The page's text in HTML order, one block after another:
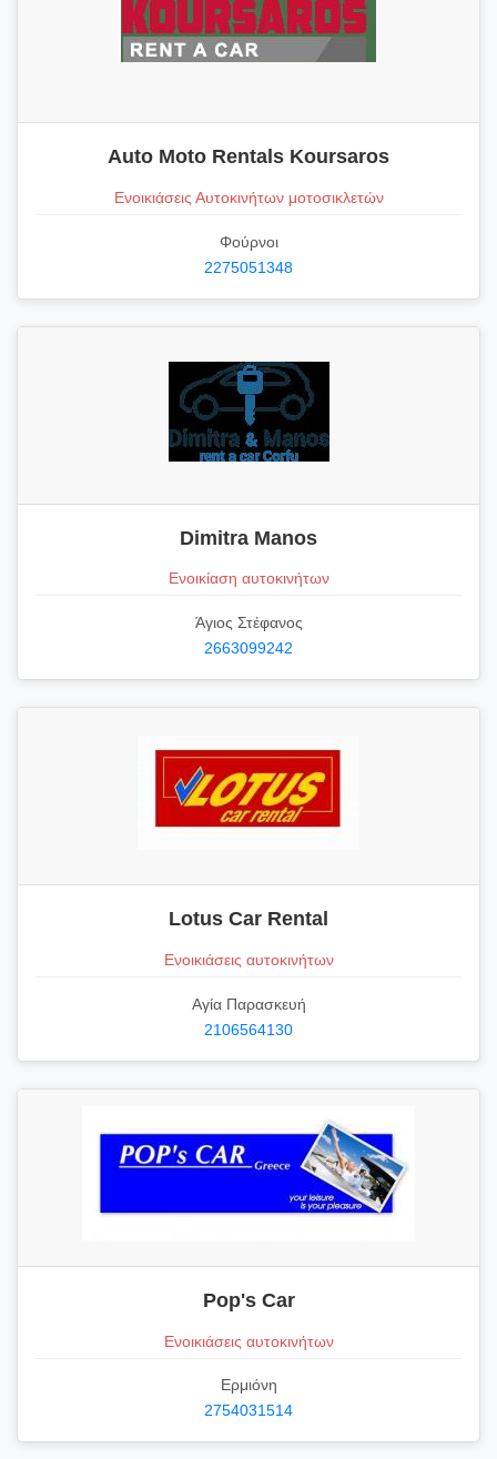
Auto Moto Rentals Koursaros
Ενοικιάσεις Αυτοκινήτων μοτοσικλετών
Φούρνοι
2275051348
Dimitra Manos
Ενοικίαση αυτοκινήτων
Άγιος Στέφανος
2663099242
Lotus Car Rental
Ενοικιάσεις αυτοκινήτων
Αγία Παρασκευή
2106564130
Pop's Car
Ενοικιάσεις αυτοκινήτων
Ερμιόνη
2754031514